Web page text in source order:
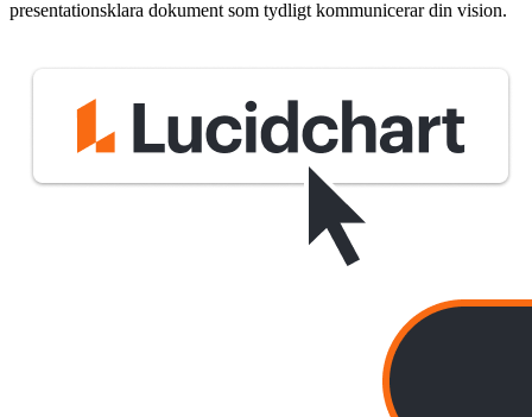
presentationsklara dokument som tydligt kommunicerar din vision.